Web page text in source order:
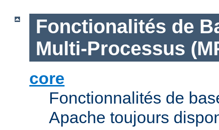
Fonctionalités de
Multi-Processus
core
Fonctionnalités de
Apache toujours